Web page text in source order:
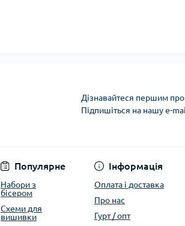
Дізнавайтеся першим про
Підпишіться на нашу e-
Популярне
Набори з
бісером
Схеми для
вишивки
Інформація
Оплата і доставка
Про нас
Гурт / опт